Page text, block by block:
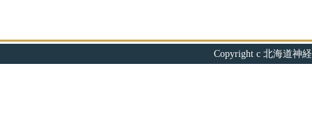
Copyright c 北海道神